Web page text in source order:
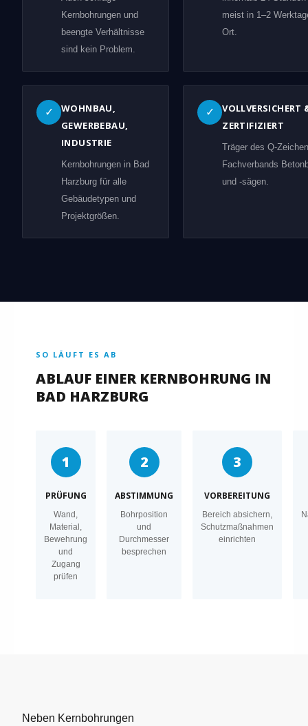
Kernbohrungen und
beengte Verhältnisse
sind kein Problem.
meist in 1–2
Ort.
✓
WOHNBAU,
GEWERBEBAU,
INDUSTRIE
Kernbohrungen in Bad
Harzburg für alle
Gebäudetypen und
Projektgrößen.
✓
VOLLVERSICHERT
ZERTIFIZIERT
Träger des Q-
Fachverbands
und -sägen.
SO LÄUFT ES AB
ABLAUF EINER KERNBOHRUNG IN
BAD HARZBURG
1
PRÜFUNG
Wand,
Material,
Bewehrung
und
Zugang
prüfen
2
ABSTIMMUNG
Bohrposition
und
Durchmesser
besprechen
3
VORBEREITUNG
Bereich absichern,
Schutzmaßnahmen
einrichten
Neben Kernbohrungen